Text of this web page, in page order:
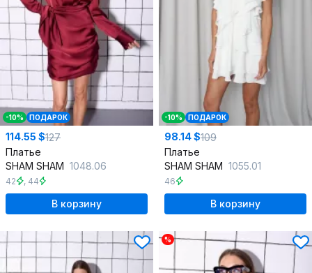
-10% ПОДАРОК
114.55 $127
Платье
SHAM SHAM 1048.06
42 , 44
В корзину
-10% ПОДАРОК
98.14 $109
Платье
SHAM SHAM 1055.01
46
В корзину
%